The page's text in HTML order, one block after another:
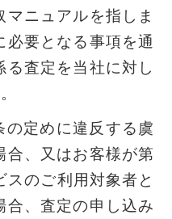
ニュアルを指しま
要となる事項を通
査定を当社に対し
定めに違反する虞
、又はお客様が第
のご利用対象者と
合、査定の申し込み